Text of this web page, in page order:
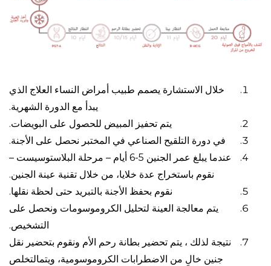
خلال الاستشارة يصمم طبيب أمراض النساء العلاج الذي
يبدأ مع الدورة الشهرية.
يتم تحفيز المبيض للحصول على البويضات.
في دورة التلقيح الصناعي في المختبر نحصل على الأجنة.
عندما يبلغ عمر الجنين 5-6 أيام – مرحلة البلاستوسيست –
نقوم باستخراج عدة خلايا، من خلال تقنية عينة الجنين.
نقوم بحفظ الأجنة بالتبريد حتى لحظة نقلها.
يتم معالجة العينة لتحليل الكروموسومات ونحصل على
التشخيص.
نتيجة لذلك ، يتم تحضير بطانة رحم الأم ونقوم بتحضير نقل
جنين خالٍ من الاضطرابات الكروموسومية، ويتمالتخلص